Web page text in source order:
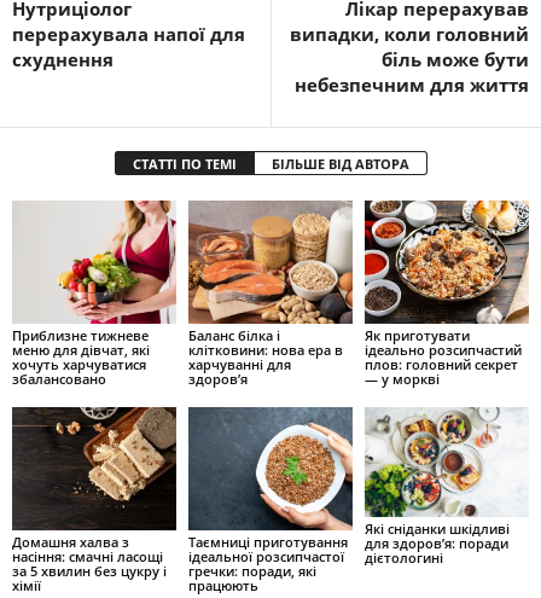
Нутриціолог
перерахувала напої для
схуднення
Лікар перерахував
випадки, коли головний
біль може бути
небезпечним для життя
СТАТТІ ПО ТЕМІ БІЛЬШЕ ВІД АВТОРА
Приблизне тижневе
меню для дівчат, які
хочуть харчуватися
збалансовано
Баланс білка і
клітковини: нова ера в
харчуванні для
здоров’я
Як приготувати
ідеально розсипчастий
плов: головний секрет
— у моркві
Домашня халва з
насіння: смачні ласощі
за 5 хвилин без цукру і
хімії
Таємниці приготування
ідеальної розсипчастої
гречки: поради, які
працюють
Які сніданки шкідливі
для здоров’я: поради
дієтологині